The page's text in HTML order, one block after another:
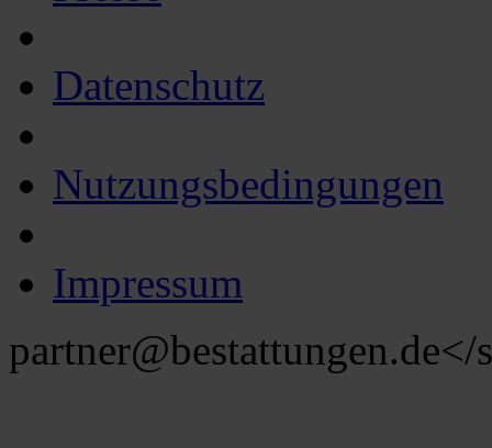
Datenschutz
Nutzungsbedingungen
Impressum
partner@bestattungen.de</